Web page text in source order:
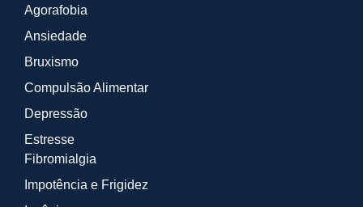
Agorafobia
Ansiedade
Bruxismo
Compulsão Alimentar
Depressão
Estresse
Fibromialgia
Impotência e Frigidez